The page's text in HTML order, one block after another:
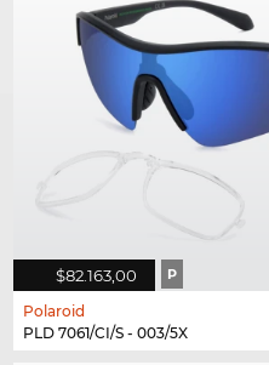
$82.163,00 P
Polaroid
PLD 7061/CI/S - 003/5X